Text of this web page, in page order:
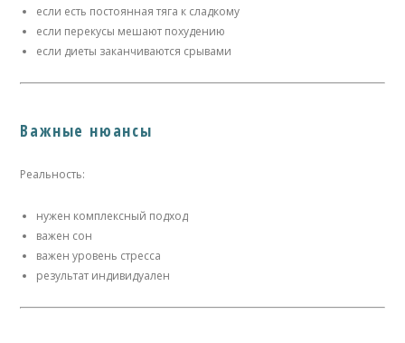
если есть постоянная тяга к сладкому
если перекусы мешают похудению
если диеты заканчиваются срывами
Важные нюансы
Реальность:
нужен комплексный подход
важен сон
важен уровень стресса
результат индивидуален